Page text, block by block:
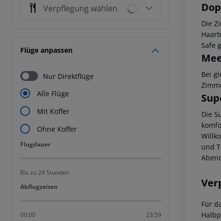
Verpflegung wählen
Flüge anpassen
Nur Direktflüge
Alle Flüge
Mit Koffer
Ohne Koffer
Flugdauer
Flugdauer
Bis zu 24 Stunden
Abflugzeiten
Abflugzeiten
00:00 23:59
Die
Safe
Bei
Die
und
Für